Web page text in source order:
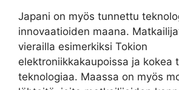
Japani on myös tunnettu
innovaatioiden maana.
vierailla esimerkiksi Tokion
elektroniikkakaupoissa ja kokea
teknologiaa. Maassa on myös